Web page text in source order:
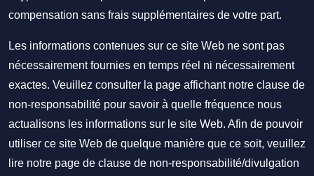
compensation sans frais supplémentaires de votre part.
Les informations contenues sur ce site Web ne sont pas
nécessairement fournies en temps réel ni nécessairement
exactes. Veuillez consulter la page affichant notre clause de
non-responsabilité pour savoir à quelle fréquence nous
actualisons les informations sur le site Web. Afin de pouvoir
utiliser ce site Web de quelque manière que ce soit, veuillez
lire notre page de clause de non-responsabilité/divulgation